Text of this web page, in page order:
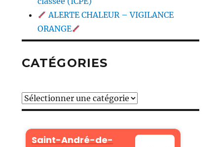
ALERTE CHALEUR – VIGILANCE
ORANGE
CATÉGORIES
Catégories